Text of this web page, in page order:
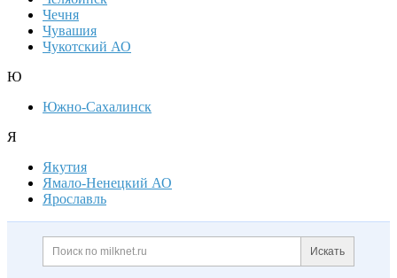
Чечня
Чувашия
Чукотский АО
Ю
Южно-Сахалинск
Я
Якутия
Ямало-Ненецкий АО
Ярославль
Дополнительная информация
Поиск по сайту и
Искать